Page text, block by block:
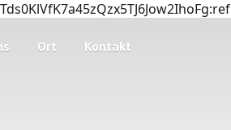
Ort Kontakt